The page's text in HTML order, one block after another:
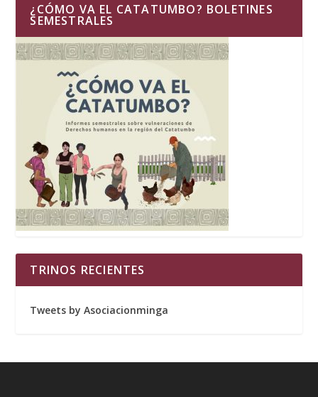
¿CÓMO VA EL CATATUMBO? BOLETINES
SEMESTRALES
TRINOS RECIENTES
Tweets by Asociacionminga